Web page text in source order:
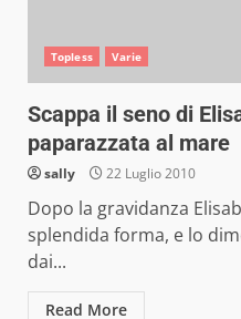
Topless Varie
Scappa il seno di
paparazzata al mare
sally 22 Luglio 2010
Dopo la gravidanza
splendida forma, e lo
dai...
Read More